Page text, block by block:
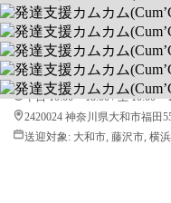
発達支援カムカ
読み・書き・数の学
送迎あり 空きあり
平日 10:00 ~ 18:00 / 土 10:00 ~
2420024 神奈川県大和市福田
送迎対象: 大和市, 藤沢市, 横